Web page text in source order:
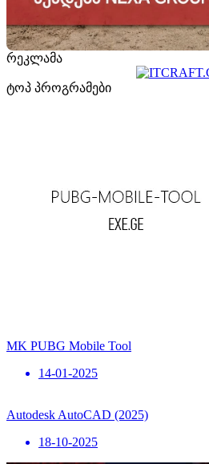
რეკლამა
ტოპ პროგრამები
MK PUBG Mobile Tool
14-01-2025
Autodesk AutoCAD (2025)
18-10-2025